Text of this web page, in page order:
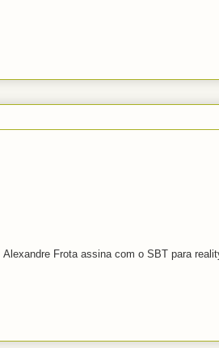
Frota assina com o SBT para